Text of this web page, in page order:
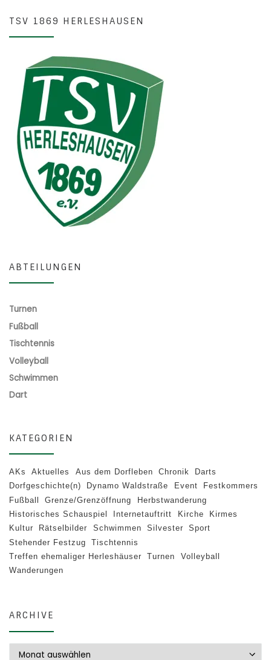
TSV 1869 HERLESHAUSEN
ABTEILUNGEN
Turnen
Fußball
Tischtennis
Volleyball
Schwimmen
Dart
KATEGORIEN
AKs Aktuelles Aus dem Dorfleben Chronik
Darts
Dorfgeschichte(n)
Dynamo Waldstraße Event
Festkommers
Fußball
Grenze/Grenzöffnung
Herbstwanderung
Historisches Schauspiel
Internetauftritt Kirche
Kirmes
Kultur
Rätselbilder Schwimmen Silvester
Sport
Stehender Festzug
Tischtennis
Treffen ehemaliger Herleshäuser
Turnen
Volleyball
Wanderungen
ARCHIVE